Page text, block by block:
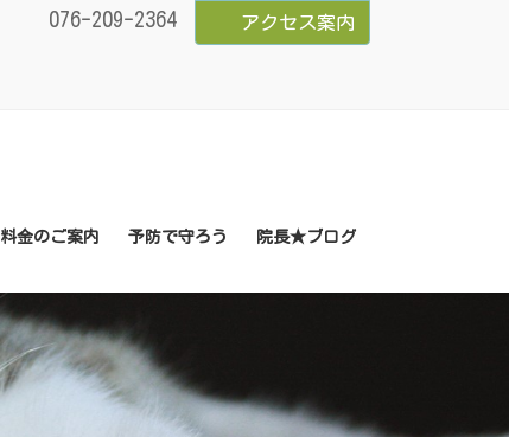
076-209-2364 アクセス案内
料金のご案内 予防で守ろう 院長★ブログ